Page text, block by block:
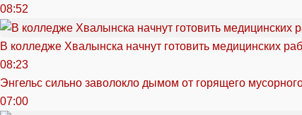
08:52
В колледже Хвалынска начнут готовить медицинских
08:23
Энгельс сильно заволокло дымом от горящего
07:00